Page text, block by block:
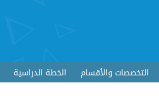
التخصصات والأقسام الخطة الدراسية